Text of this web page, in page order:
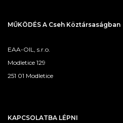
MŰKÖDÉS A Cseh Köztársaságban
EAA-OIL, s.r.o.
Modletice 129
251 01 Modletice
KAPCSOLATBA LÉPNI